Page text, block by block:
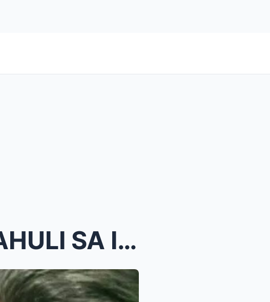
MATTEO GUIDICELLI, NAHULI SA ISANG SHOCKING KAPUSO...